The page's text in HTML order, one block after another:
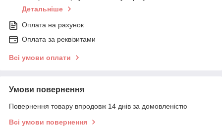
Детальніше
Оплата на рахунок
Оплата за реквізитами
Всі умови оплати
Умови повернення
Повернення товару впродовж 14 днів за домовленістю
Всі умови повернення